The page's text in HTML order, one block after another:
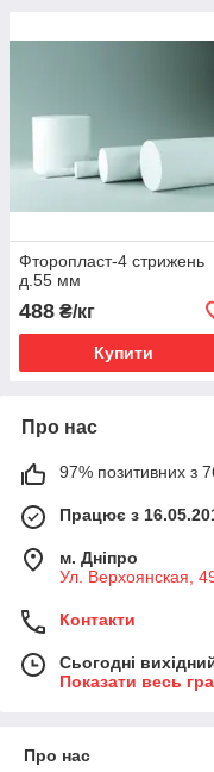
Фторопласт-4 стрижень
д.55 мм
488 ₴/кг
Купити
Про нас
97% позитивних з 76
Працює з
м. Дніпро
Ул. Верхоянская,
Контакти
Сьогодні
Показати весь
Про нас